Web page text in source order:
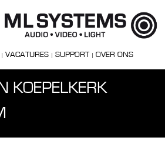
VACATURES SUPPORT OVER ONS
KOEPELKERK